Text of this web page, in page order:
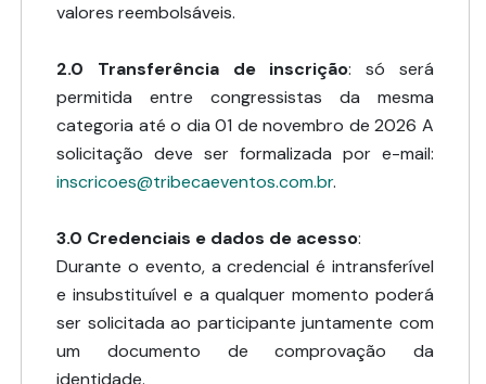
valores reembolsáveis.
2.0 Transferência de inscrição: só será
permitida entre congressistas da mesma
categoria até o dia 01 de novembro de 2026 A
solicitação deve ser formalizada por e-mail:
inscricoes@tribecaeventos.com.br.
3.0 Credenciais e dados de acesso:
Durante o evento, a credencial é intransferível
e insubstituível e a qualquer momento poderá
ser solicitada ao participante juntamente com
um documento de comprovação da
identidade.